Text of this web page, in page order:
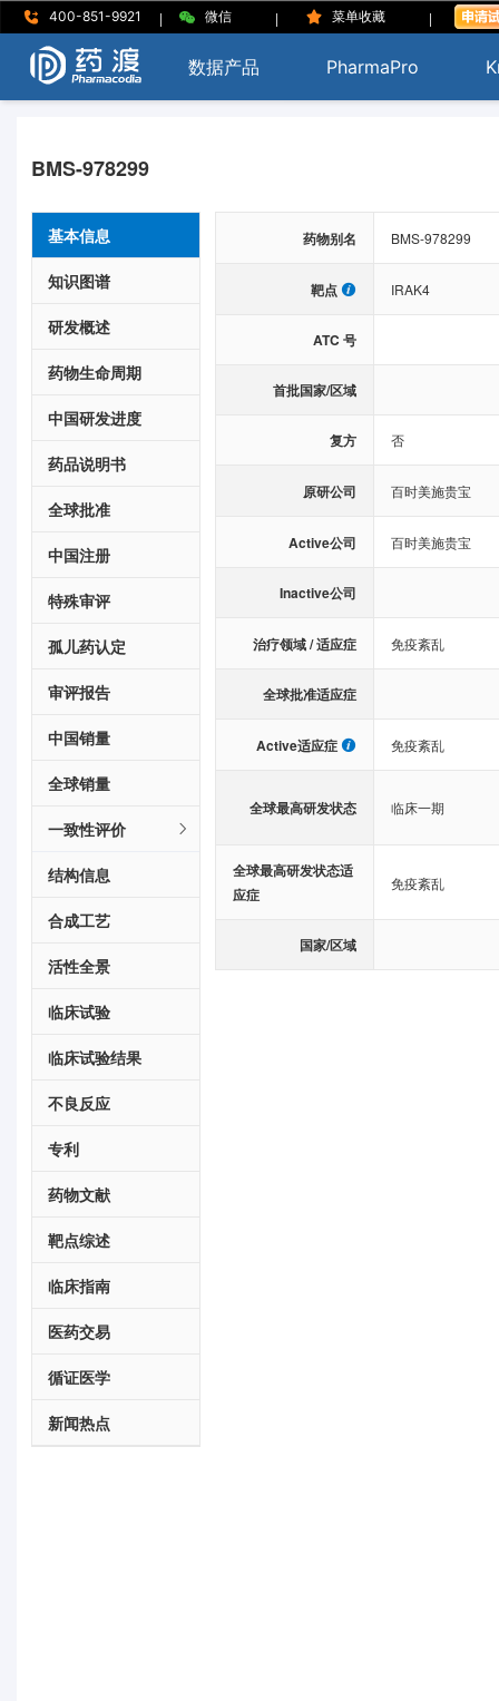
400-851-9921 | 微信 | 菜单收藏 |
数据产品 PharmaPro
BMS-978299
基本信息
知识图谱
研发概述
药物生命周期
中国研发进度
药品说明书
全球批准
中国注册
特殊审评
孤儿药认定
审评报告
中国销量
全球销量
一致性评价
结构信息
合成工艺
活性全景
临床试验
临床试验结果
不良反应
专利
药物文献
靶点综述
临床指南
医药交易
循证医学
新闻热点
药物别名 BMS-978299
靶点 IRAK4
ATC 号
首批国家/区域
复方 否
原研公司 百时美施贵宝
Active公司 百时美施贵宝
Inactive公司
治疗领域 / 适应症 免疫紊乱
全球批准适应症
Active适应症 免疫紊乱
全球最高研发状态 临床一期
全球最高研发状态适
应症
免疫紊乱
国家/区域